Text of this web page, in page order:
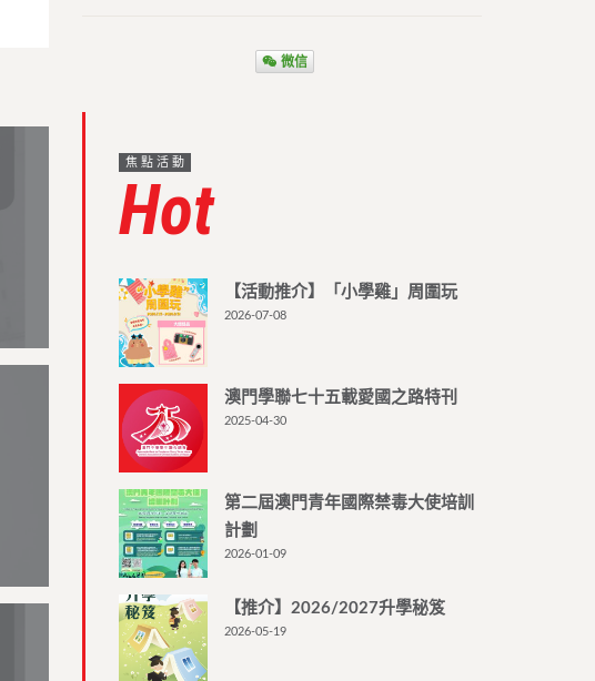
微信
焦點活動
Hot
【活動推介】「小學雞」周圍玩
2026-07-08
澳門學聯七十五載愛國之路特刊
2025-04-30
第二屆澳門青年國際禁毒大使培訓
計劃
2026-01-09
【推介】2026/2027升學秘笈
2026-05-19